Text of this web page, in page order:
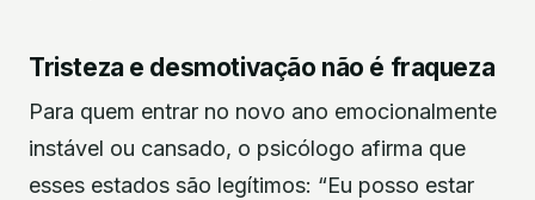
Tristeza e desmotivação não é fraqueza
Para quem entrar no novo ano emocionalmente
instável ou cansado, o psicólogo afirma que
esses estados são legítimos: “Eu posso estar